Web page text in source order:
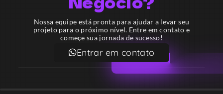
Nossa equipe está pronta para ajudar a levar seu
projeto para o próximo nível. Entre em contato e
começe sua jornada de sucesso!
Entrar em contato